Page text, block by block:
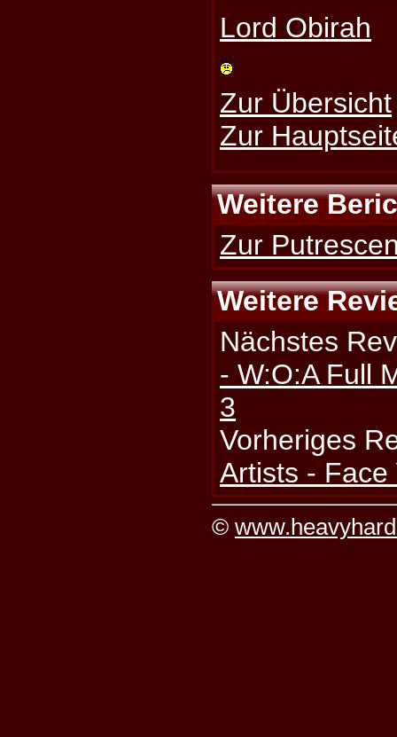
Lord Obirah
Zur Übersicht
Zur
Weitere
Zur
Weitere
Nächstes
- W:O:A Full
3
Vorheriges
Artists - Face
©